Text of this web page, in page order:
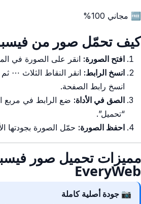
🆓 مجاني 100%
كيف تحمّل صور من
افتح الصورة: انقر على الصورة في
انسخ الرابط: انقر النقاط الثلاث ⋯
انسخ رابط الصفحة.
الصق في الأداة: ضع الرابط في مربع
“تحميل”.
احفظ الصورة: حمّل الصورة بجودتها
مميزات تحميل صور
EveryWeb
📷 جودة أصلية كاملة